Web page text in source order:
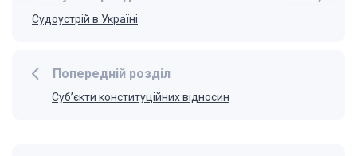
Попередній розділ
Суб’єкти конституційних відносин
Судоустрій в Україні